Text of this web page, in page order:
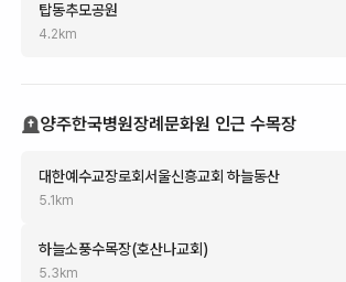
탑동추모공원
4.2 km
양주한국병원장례문화원 인근 수목장
대한예수교장로회서울신흥교회 하늘동산
5.1 km
하늘소풍수목장(호산나교회)
5.3 km